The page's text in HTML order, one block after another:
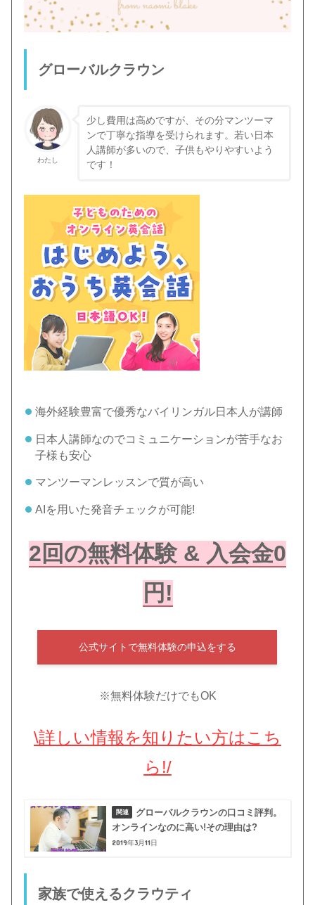
グローバルクラウン
わたし
少し費用は高めですが、その分マンツーマ
ンで丁寧な指導を受けられます。若い日本
人講師が多いので、子供もやりやすいよう
です！
海外経験豊富で優秀なバイリンガル日本人が講師
日本人講師なのでコミュニケーションが苦手なお
子様も安心
マンツーマンレッスンで質が高い
AIを用いた発音チェックが可能!
2回の無料体験 & 入会金0
円!
公式サイトで無料体験の申込をする
※無料体験だけでもOK
\詳しい情報を知りたい方はこち
ら!/
グローバルクラウンの口コミ評判。
オンラインなのに高い!その理由は?
2019年3月11日
家族で使えるクラウティ